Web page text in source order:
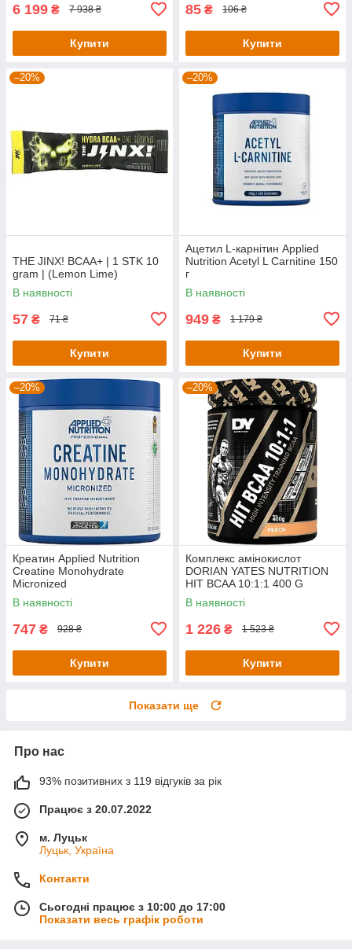
6 199 ₴ 7 938 ₴
Купити
85 ₴ 106 ₴
Купити
–20%
THE JINX! BCAA+ | 1 STK 10
gram | (Lemon Lime)
В наявності
57 ₴ 71 ₴
Купити
–20%
Ацетил L-карнітин Applied
Nutrition Acetyl L Carnitine 150
г
В наявності
949 ₴ 1 179 ₴
Купити
–20%
Креатин Applied Nutrition
Creatine Monohydrate
Micronized
PowderUnflavoured (250g - 50
Servings)
В наявності
747 ₴ 928 ₴
Купити
–20%
Комплекс амінокислот
DORIAN YATES NUTRITION
HIT BCAA 10:1:1 400 G
(PEACH)
В наявності
1 226 ₴ 1 523 ₴
Купити
Показати ще
Про нас
93% позитивних з 119 відгуків за рік
Працює з 20.07.2022
м. Луцьк
Луцьк, Україна
Контакти
Сьогодні працює з 10:00 до 17:00
Показати весь графік роботи